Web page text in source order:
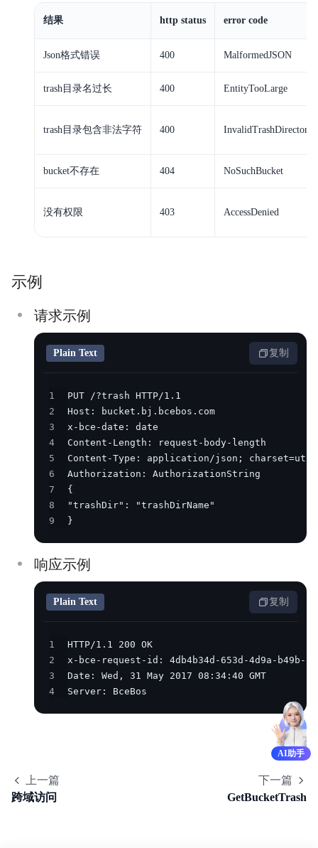
结果 http status error code
Json格式错误 400 MalformedJSON
trash目录名过长 400 EntityTooLarge
trash目录包含非法字符 400
bucket不存在 404 NoSuchBucket
没有权限 403 AccessDenied
示例
请求示例
Plain Text 复制
1
2
3
4
5
6
7
8
9
}
响应示例
Plain Text 复制
1
2
3
4
Server: BceBos
上一篇
跨域访问
下一篇
GetBucketTrash
AI助手